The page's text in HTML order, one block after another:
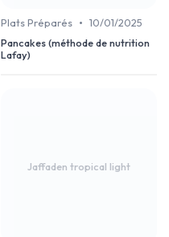
Plats Préparés • 10/01/2025
Pancakes (méthode de nutrition
Lafay)
Jaffaden tropical light